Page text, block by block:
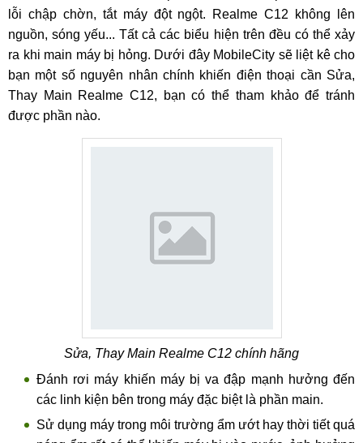
lỗi chập chờn, tắt máy đột ngột. Realme C12 không lên
nguồn, sóng yếu... Tất cả các biểu hiện trên đều có thể xảy
ra khi main máy bị hỏng. Dưới đây MobileCity sẽ liệt kê cho
bạn một số nguyên nhân chính khiến điện thoại cần Sửa,
Thay Main Realme C12, bạn có thể tham khảo để tránh
được phần nào.
Sửa, Thay Main Realme C12 chính hãng
Đánh rơi máy khiến máy bị va đập mạnh hưởng đến
các linh kiện bên trong máy đặc biệt là phần main.
Sử dụng máy trong môi trường ẩm ướt hay thời tiết quá